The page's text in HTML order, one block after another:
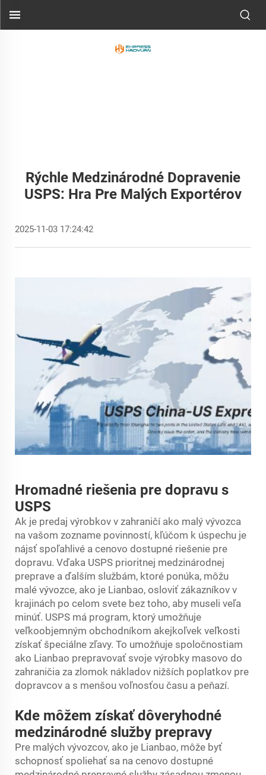
Rýchle Medzinárodné Dopravenie
USPS: Hra Pre Malých Exportérov
2025-11-03 17:24:42
Hromadné riešenia pre dopravu s
USPS
Ak je predaj výrobkov v zahraničí ako malý vývozca
na vašom zozname povinností, kľúčom k úspechu je
nájsť spoľahlivé a cenovo dostupné riešenie pre
dopravu. Vďaka USPS prioritnej medzinárodnej
preprave a ďalším službám, ktoré ponúka, môžu
malé vývozce, ako je Lianbao, osloviť zákazníkov v
krajinách po celom svete bez toho, aby museli veľa
minúť. USPS má program, ktorý umožňuje
veľkoobjemným obchodníkom akejkoľvek veľkosti
získať špeciálne zľavy. To umožňuje spoločnostiam
ako Lianbao prepravovať svoje výrobky masovo do
zahraničia za zlomok nákladov nižších poplatkov pre
dopravcov a s menšou voľnosťou času a peňazí.
Kde môžem získať dôveryhodné
medzinárodné služby prepravy
Pre malých vývozcov, ako je Lianbao, môže byť
schopnosť spoliehať sa na cenovo dostupné